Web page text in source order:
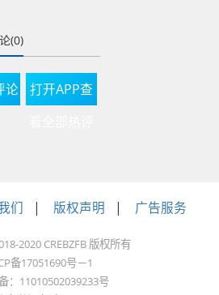
示范同步推进，
海珠、天河、白
，老房子改造
少于10个，同
展设计竞赛、发
集。
(0)
论
打开APP查
们 | 版权声明 | 广告服务
2020 CREBZFB 版权所有
备17051690号－1
：11010502039233号